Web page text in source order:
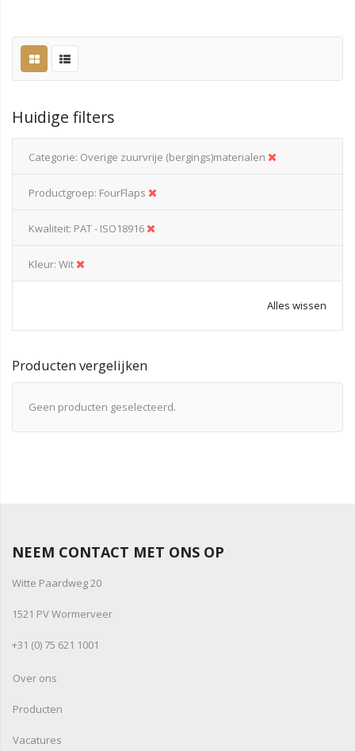
Huidige filters
Categorie Overige zuurvrije (bergings)materialen
Productgroep FourFlaps
Kwaliteit PAT - ISO18916
Kleur Wit
Alles wissen
Producten vergelijken
Geen producten geselecteerd.
NEEM CONTACT MET ONS OP
Witte Paardweg 20
1521 PV Wormerveer
+31 (0) 75 621 1001
Over ons
Producten
Vacatures